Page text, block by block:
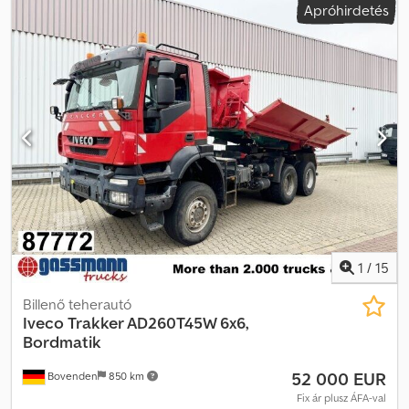
, Gyártási év:2016, Iveco Stralis 500, 140 000
km! Euro 6, 8x4 agyredukciós hajtással, rugófüggesztés,
fékrásegző. = További információk = Felfüggesztés:
Rugófüggesztés Dkjdozilptopfx Ak Uor Első tengely 1:
Kormányozható Első tengely 2: Kormányozható Hátsó tengely 1:
Kettős gumik; redukció: külső bolygókerék-hajtás Hátsó tengely 2:
Kettős gumik; redukció: külső bolygókerék-hajtás =
Céginformációk = Bankszámlaszám: Rabobank számla: 39.33.10.655
IBAN: NL73RABO0393310655 Swift-kód: RABONL2U - Kérjük,
ellenőrizze bankszámlaszámunkat a tranzakció előtt! - Járművek
foglalása letét nélkül nem lehetséges. - A hirdetett járművekre
vonatkozóan előfordulhatnak nyomdai és szöveghibák.
Apróhirdetés
1 / 15
Bovenden 850 km
Billenő teherautó
IvecoTrakker AD260T45W 6x6,
Bordmatik
52 000 EUR
Fix ár plusz ÁFA-val